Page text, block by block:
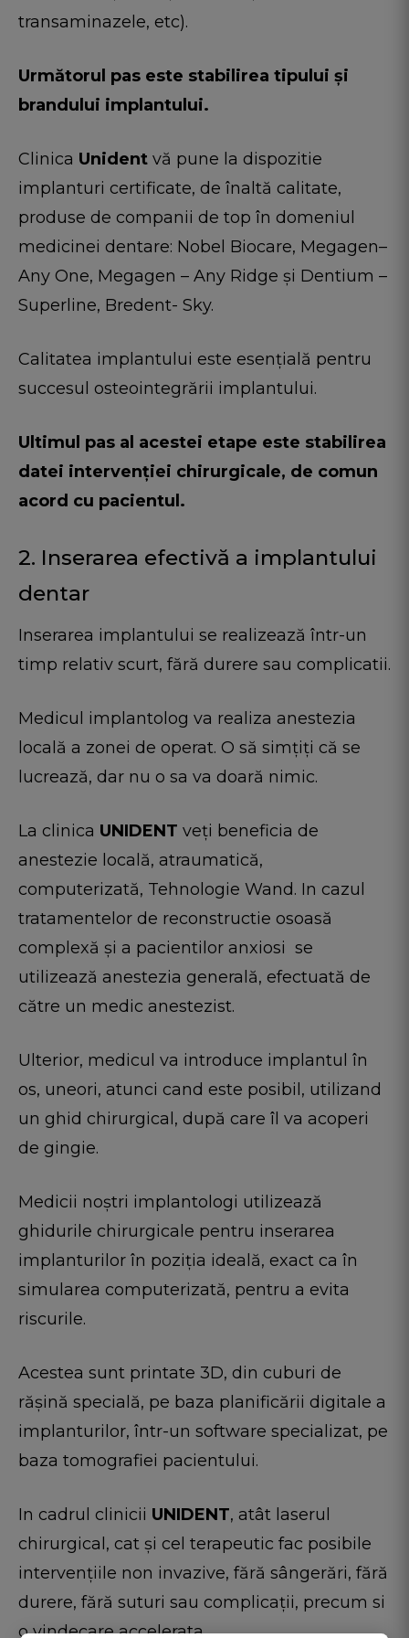
transaminazele, etc).
Următorul pas este stabilirea tipului și
brandului implantului.
Clinica Unident vă pune la dispozitie
implanturi certificate, de înaltă calitate,
produse de companii de top în domeniul
medicinei dentare: Nobel Biocare, Megagen–
Any One, Megagen – Any Ridge şi Dentium –
Superline, Bredent- Sky.
Calitatea implantului este esențială pentru
succesul osteointegrării implantului.
Ultimul pas al acestei etape este stabilirea
datei intervenției chirurgicale, de comun
acord cu pacientul.
2. Inserarea efectivă a implantului
dentar
Inserarea implantului se realizează într-un
timp relativ scurt, fără durere sau complicatii.
Medicul implantolog va realiza anestezia
locală a zonei de operat. O să simțiți că se
lucrează, dar nu o sa va doară nimic.
La clinica UNIDENT veți beneficia de
anestezie locală, atraumatică,
computerizată, Tehnologie Wand. In cazul
tratamentelor de reconstructie osoasă
complexă și a pacientilor anxiosi se
utilizează anestezia generală, efectuată de
către un medic anestezist.
Ulterior, medicul va introduce implantul în
os, uneori, atunci cand este posibil, utilizand
un ghid chirurgical, după care îl va acoperi
de gingie.
Medicii noștri implantologi utilizează
ghidurile chirurgicale pentru inserarea
implanturilor în poziția ideală, exact ca în
simularea computerizată, pentru a evita
riscurile.
Acestea sunt printate 3D, din cuburi de
rășină specială, pe baza planificării digitale a
implanturilor, într-un software specializat, pe
baza tomografiei pacientului.
In cadrul clinicii UNIDENT, atât laserul
chirurgical, cat și cel terapeutic fac posibile
intervențiile non invazive, fără sângerări, fără
durere, fără suturi sau complicații, precum si
o vindecare accelerata.